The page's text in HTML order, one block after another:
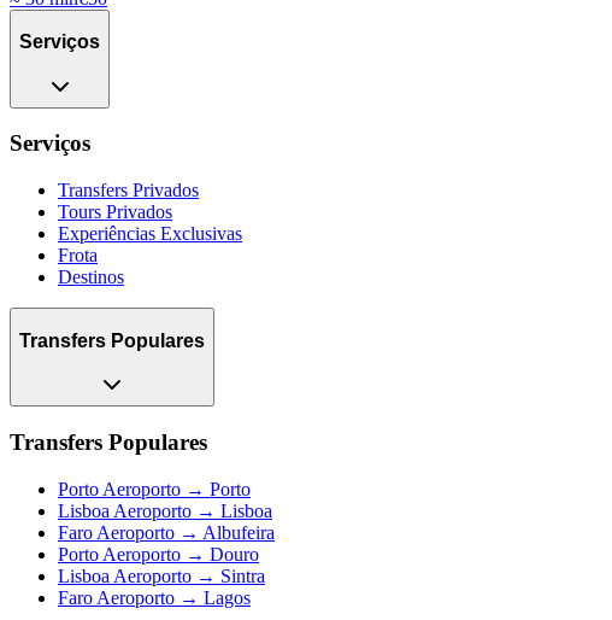
Serviços
Serviços
Transfers Privados
Tours Privados
Experiências Exclusivas
Frota
Destinos
Transfers Populares
Transfers Populares
Porto Aeroporto → Porto
Lisboa Aeroporto → Lisboa
Faro Aeroporto → Albufeira
Porto Aeroporto → Douro
Lisboa Aeroporto → Sintra
Faro Aeroporto → Lagos